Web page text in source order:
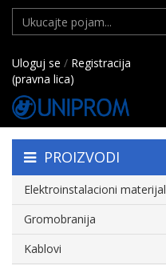
Uloguj se / Registracija
(pravna lica)
PROIZVODI
Elektroinstalacioni materijal
Gromobranija
Kablovi